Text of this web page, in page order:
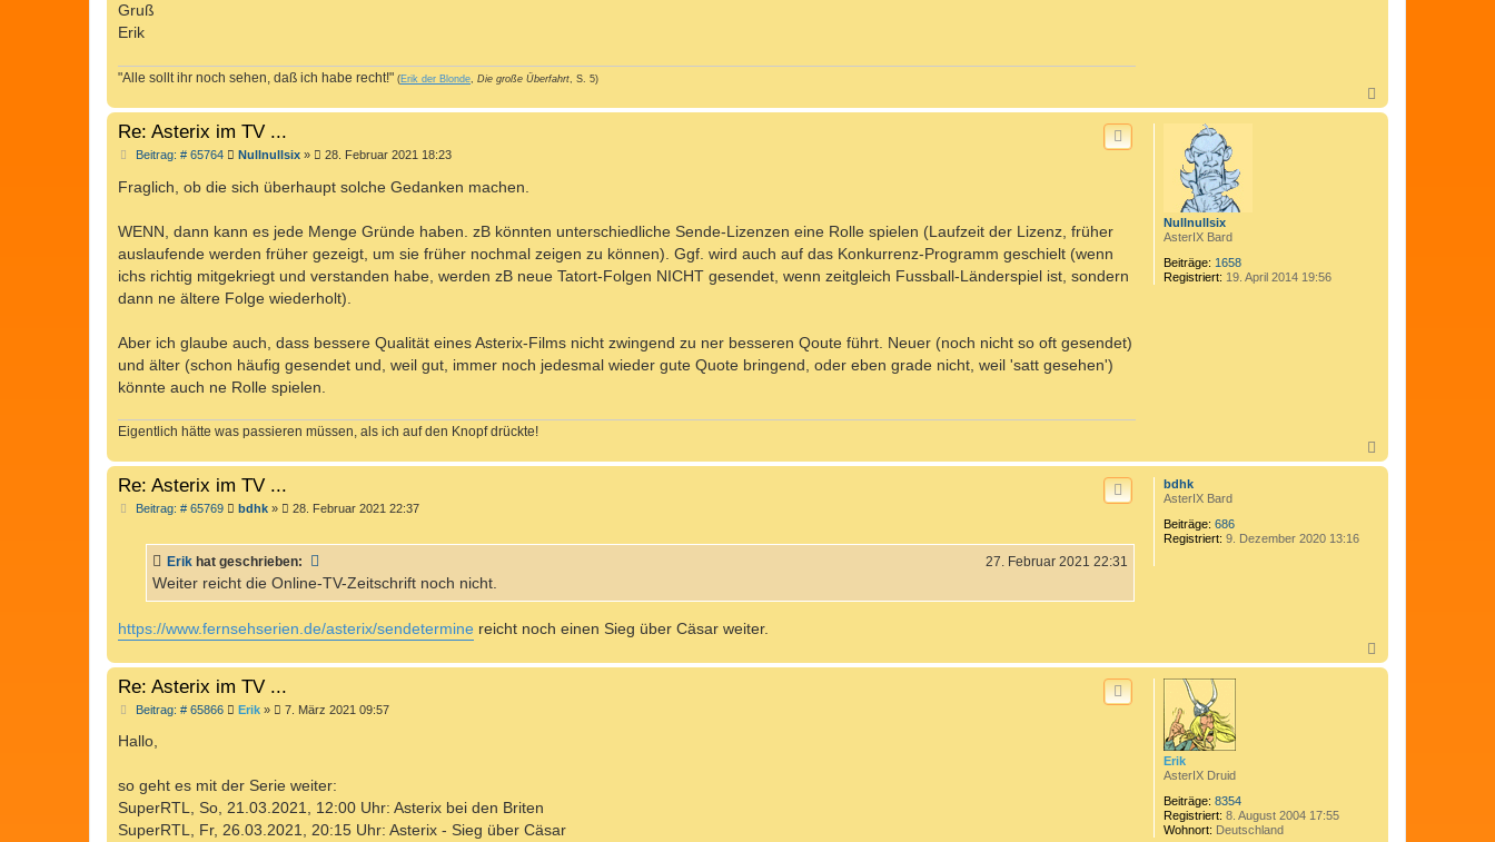
Gruß
Erik
"Alle sollt ihr noch sehen, daß ich habe recht!" (Erik der Blonde, Die große Überfahrt, S. 5)
a
Nullnullsix
AsterIX Bard
Beiträge: 1658
Registriert: 19. April 2014 19:56
Re: Asterix im TV ...
Beitrag: # 65764B
i
t
g
Nullnullsix» 28. Februar 2021 18:23
Fraglich, ob die sich überhaupt solche Gedanken machen.
WENN, dann kann es jede Menge Gründe haben. zB könnten unterschiedliche Sende-Lizenzen eine Rolle spielen (Laufzeit der Lizenz, früher
auslaufende werden früher gezeigt, um sie früher nochmal zeigen zu können). Ggf. wird auch auf das Konkurrenz-Programm geschielt (wenn
ichs richtig mitgekriegt und verstanden habe, werden zB neue Tatort-Folgen NICHT gesendet, wenn zeitgleich Fussball-Länderspiel ist, sondern
dann ne ältere Folge wiederholt).
Aber ich glaube auch, dass bessere Qualität eines Asterix-Films nicht zwingend zu ner besseren Qoute führt. Neuer (noch nicht so oft gesendet)
und älter (schon häufig gesendet und, weil gut, immer noch jedesmal wieder gute Quote bringend, oder eben grade nicht, weil 'satt gesehen')
könnte auch ne Rolle spielen.
Eigentlich hätte was passieren müssen, als ich auf den Knopf drückte!
a
bdhk
AsterIX Bard
Beiträge: 686
Registriert: 9. Dezember 2020 13:16
Re: Asterix im TV ...
Beitrag: # 65769B
r
a
bdhk» 28. Februar 2021 22:37
Erik hat geschrieben: 27. Februar 2021 22:31
Weiter reicht die Online-TV-Zeitschrift noch nicht.
https://www.fernsehserien.de/asterix/sendetermine reicht noch einen Sieg über Cäsar weiter.
a
c
Erik
AsterIX Druid
Beiträge: 8354
Registriert: 8. August 2004 17:55
Wohnort: Deutschland
Re: Asterix im TV ...
Beitrag: # 65866B
a
g
Erik» 7. März 2021 09:57
Hallo,
so geht es mit der Serie weiter:
SuperRTL, So, 21.03.2021, 12:00 Uhr: Asterix bei den Briten
SuperRTL, Fr, 26.03.2021, 20:15 Uhr: Asterix - Sieg über Cäsar